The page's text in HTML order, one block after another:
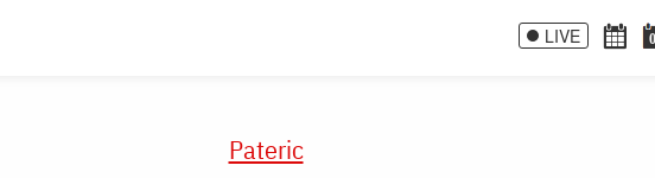
LIVE
Pateric